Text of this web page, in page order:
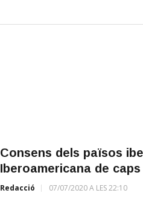
Consens dels països
Iberoamericana de
Redacció 07/07/2020 A LES 22:10